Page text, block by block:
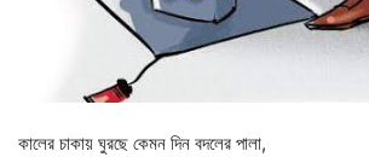
কালের চাকায় ঘুরছে কেমন দিন বদলের পালা,